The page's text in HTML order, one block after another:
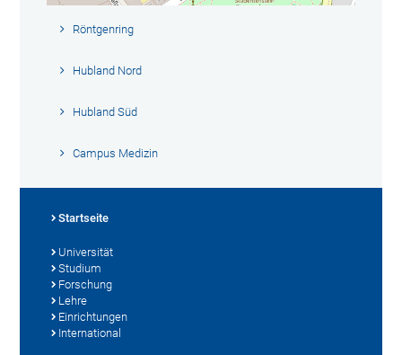
Röntgenring
Hubland Nord
Hubland Süd
Campus Medizin
Startseite
Universität
Studium
Forschung
Lehre
Einrichtungen
International